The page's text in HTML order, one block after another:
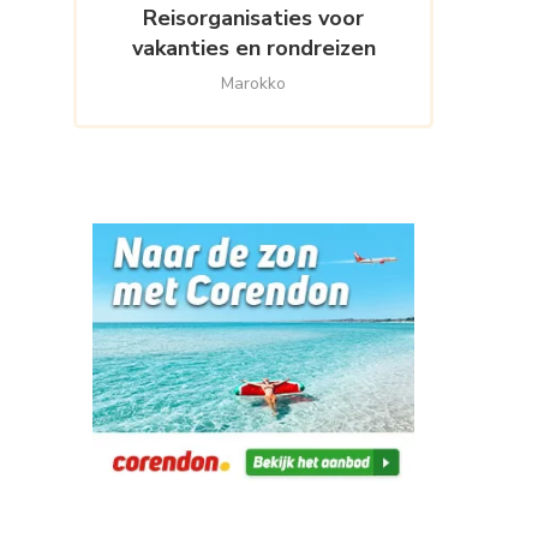
Reisorganisaties voor
vakanties en rondreizen
Marokko